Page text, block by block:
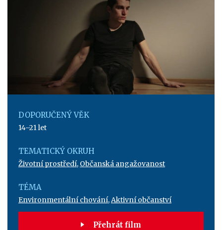
DOPORUČENÝ VĚK
14–21 let
TEMATICKÝ OKRUH
Životní prostředí, Občanská angažovanost
TÉMA
Environmentální chování,Aktivní občanství
Přehrát film